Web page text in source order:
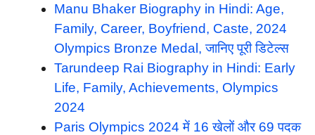
Manu Bhaker Biography in Hindi: Age,
Family, Career, Boyfriend, Caste, 2024
Olympics Bronze Medal, जानिए पूरी डिटेल्स
Tarundeep Rai Biography in Hindi: Early
Life, Family, Achievements, Olympics
2024
Paris Olympics 2024 में 16 खेलों और 69 पदक